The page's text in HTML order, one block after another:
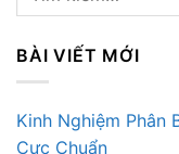
BÀI VIẾT MỚI
Kinh Nghiệm Phân
Cực Chuẩn